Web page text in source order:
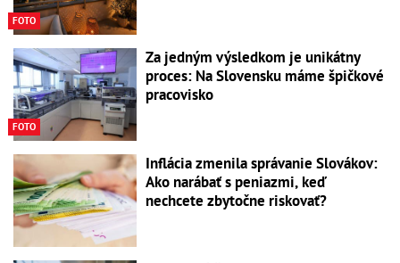
FOTO
FOTO
Za jedným výsledkom je unikátny
proces: Na Slovensku máme špičkové
pracovisko
Inflácia zmenila správanie Slovákov:
Ako narábať s peniazmi, keď
nechcete zbytočne riskovať?